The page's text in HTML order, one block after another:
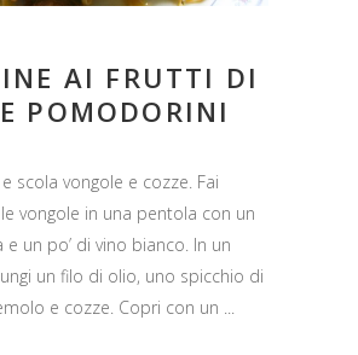
AI FRUTTI DI
POMODORINI
scola vongole e cozze. Fai
vongole in una pentola con un
e un po’ di vino bianco. In un
un filo di olio, uno spicchio di
e cozze. Copri con un